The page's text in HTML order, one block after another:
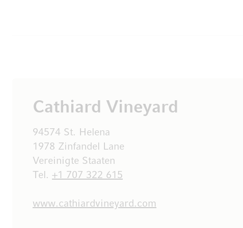
Cathiard Vineyard
94574 St. Helena
1978 Zinfandel Lane
Vereinigte Staaten
Tel. +1 707 322 615
www.cathiardvineyard.com